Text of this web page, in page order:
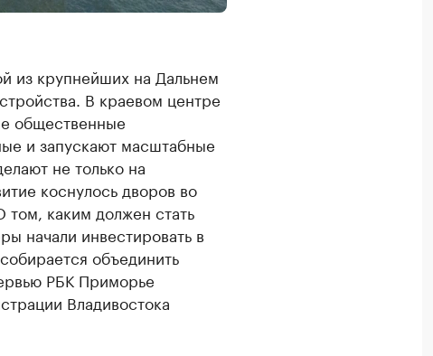
из крупнейших на Дальнем
В краевом центре
общественные
и запускают масштабные
не только на
коснулось дворов во
том, каким должен стать
начали инвестировать в
объединить
РБК Приморье
Владивостока